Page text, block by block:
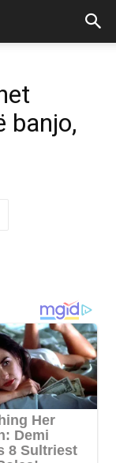
banjo,